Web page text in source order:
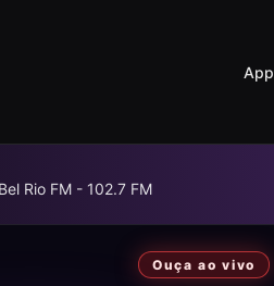
App
Bel Rio FM - 102.7 FM
Ouça ao vivo